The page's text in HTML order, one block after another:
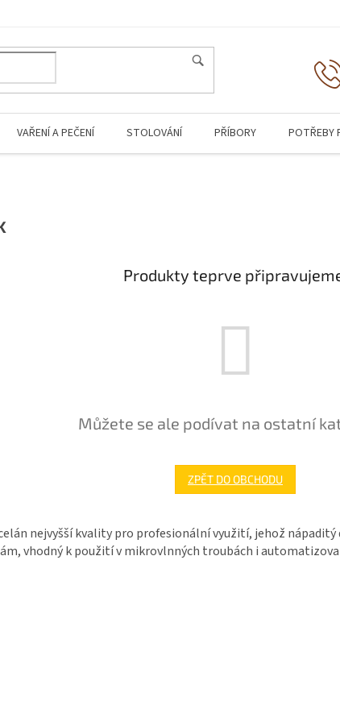
VAŘENÍ A PEČENÍ STOLOVÁNÍ PŘÍBORY POTŘEBY
Produkty teprve
Můžete se ale podívat na ostatní
ZPĚT DO OBCHODU
nejvyšší kvality pro profesionální využití, jehož nápaditý
vhodný k použití v mikrovlnných troubách i